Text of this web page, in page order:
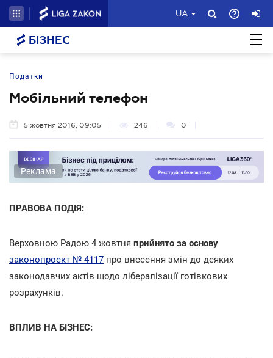
UA
БІЗНЕС
Податки
Мобільний телефон
5 жовтня 2016, 09:05 246 0
Реклама
ПРАВОВА ПОДІЯ:
Верховною Радою 4 жовтня прийнято за основу
законопроект № 4117 про внесення змін до деяких
законодавчих актів щодо лібералізації готівкових
розрахунків.
ВПЛИВ НА БІЗНЕС: